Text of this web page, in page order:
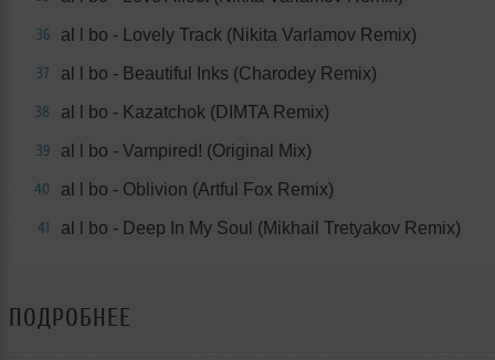
36 al l bo - Lovely Track (Nikita Varlamov Remix)
37 al l bo - Beautiful Inks (Charodey Remix)
38 al l bo - Kazatchok (DIMTA Remix)
39 al l bo - Vampired! (Original Mix)
40 al l bo - Oblivion (Artful Fox Remix)
41 al l bo - Deep In My Soul (Mikhail Tretyakov Remix)
ПОДРОБНЕЕ